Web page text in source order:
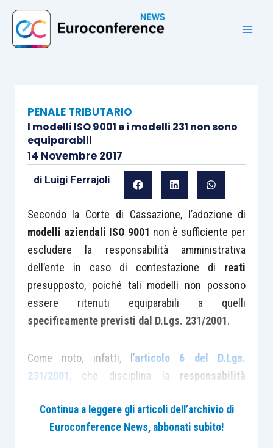
contenuto
PENALE TRIBUTARIO
I modelli ISO 9001 e i modelli 231 non sono
equiparabili
14 Novembre 2017
di Luigi Ferrajoli
Secondo la Corte di Cassazione, l’adozione di
modelli aziendali ISO 9001 non è sufficiente per
escludere la responsabilità amministrativa
dell’ente in caso di contestazione di reati
presupposto, poiché tali modelli non possono
essere ritenuti equiparabili a quelli
specificamente previsti dal D.Lgs. 231/2001.
Come noto, infatti, l’articolo 6 del D.Lgs.
231/2001, che disciplina la responsabilità
società e delle associazioni anche prive di
personalità giuridica, prevede che nel caso in cui
Continua a leggere gli articoli dell’archivio di
Euroconference News, abbonati subito!